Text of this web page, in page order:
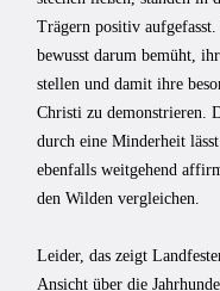
Trägern positiv
bewusst darum bemüht,
stellen und damit ihre
Christi zu demonstrieren.
durch eine Minderheit
ebenfalls weitgehend
den Wilden vergleichen.
Leider, das zeigt
Ansicht über die